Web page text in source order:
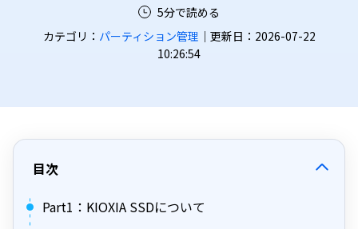
5分で読める
カテゴリ： パーティション管理 ｜更新日：2026-07-22
10:26:54
目次
Part1：KIOXIA SSDについて